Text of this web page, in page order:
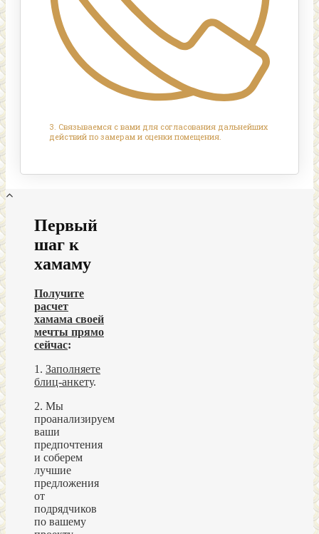
3. Связываемся с вами для согласования дальнейших
действий по замерам и оценки помещения.
Первый
шаг к
хамаму
Получите
расчет
хамама своей
мечты прямо
сейчас:
1. Заполняете
блиц-анкету.
2. Мы
проанализируем
ваши
предпочтения
и соберем
лучшие
предложения
от
подрядчиков
по вашему